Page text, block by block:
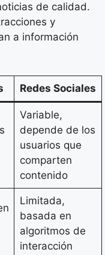
de calidad.
y
a información
Redes Sociales
Variable,
depende de los
usuarios que
comparten
contenido
Limitada,
basada en
algoritmos de
interacción